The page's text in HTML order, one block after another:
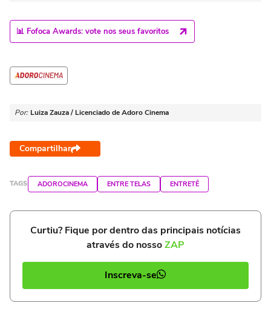
📊 Fofoca Awards: vote nos seus favoritos
Por: Luiza Zauza / Licenciado de Adoro Cinema
Compartilhar
TAGS ADOROCINEMA ENTRE TELAS ENTRETÊ
Curtiu? Fique por dentro das principais notícias
através do nossoZAP
Inscreva-se